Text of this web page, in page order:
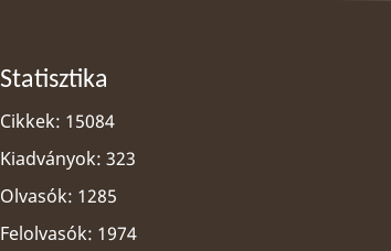
Statisztika
Cikkek: 15084
Kiadványok: 323
Olvasók: 1285
Felolvasók: 1974